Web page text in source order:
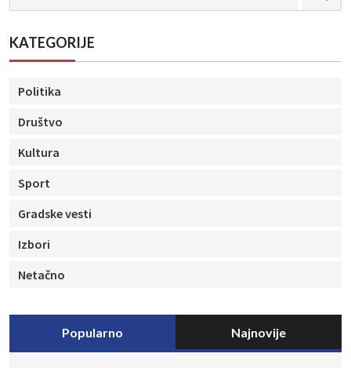
KATEGORIJE
Politika
Društvo
Kultura
Sport
Gradske vesti
Izbori
Netačno
Popularno Najnovije